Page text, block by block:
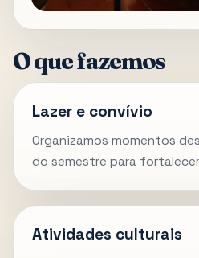
O que fazemos
Lazer e convívio
Organizamos momentos
do semestre para
Atividades culturais